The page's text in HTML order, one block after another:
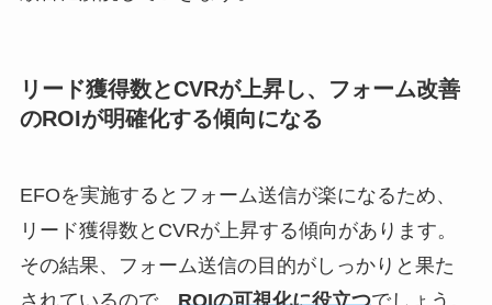
リード獲得数とCVRが上昇し、フォーム改善
のROIが明確化する傾向になる
EFOを実施するとフォーム送信が楽になるため、
リード獲得数とCVRが上昇する傾向があります。
その結果、フォーム送信の目的がしっかりと果た
されているので、 ROIの可視化に役立つでしょう。